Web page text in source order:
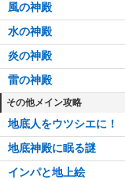
風の神殿
水の神殿
炎の神殿
雷の神殿
その他メイン攻略
地底人をウツシエに！
地底神殿に眠る謎
インパと地上絵